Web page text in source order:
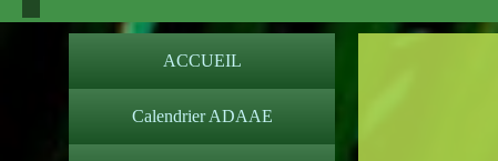
ACCUEIL
Calendrier ADAAE